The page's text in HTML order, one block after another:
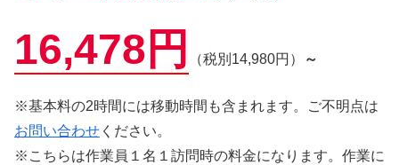
16,478円 （税別14,980円） ～
※基本料の2時間には移動時間も含まれます。ご不明点は
お問い合わせ ください。
※こちらは作業員１名１訪問時の料金になります。作業に